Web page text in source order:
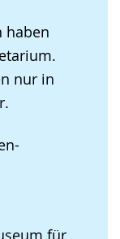
haben
nur in
für